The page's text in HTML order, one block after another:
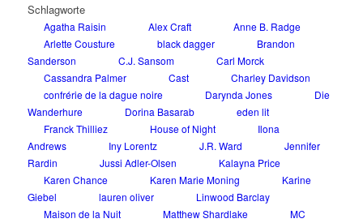
Schlagworte
Agatha Raisin Alex Craft
Anne B. Radge
Arlette Cousture
black dagger
Brandon
Sanderson
C.J. Sansom
Carl Morck
Cassandra Palmer
Cast
Charley Davidson
confrérie de la dague noire
Darynda Jones
Die
Wanderhure
Dorina Basarab
eden lit
Franck Thilliez
House of Night
Ilona
Andrews
Iny Lorentz J.R. Ward
Jennifer
Rardin
Jussi Adler-Olsen
Kalayna Price
Karen Chance
Karen Marie Moning
Karine
Giebel
lauren oliver
Linwood Barclay
Maison de la Nuit
Matthew Shardlake
MC